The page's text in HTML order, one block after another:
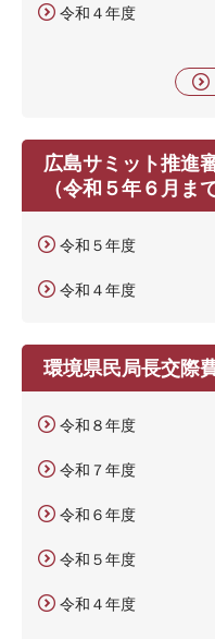
令和４年度
広島サミット推進
（令和５年６月まで
令和５年度
令和４年度
環境県民局長交際
令和８年度
令和７年度
令和６年度
令和５年度
令和４年度